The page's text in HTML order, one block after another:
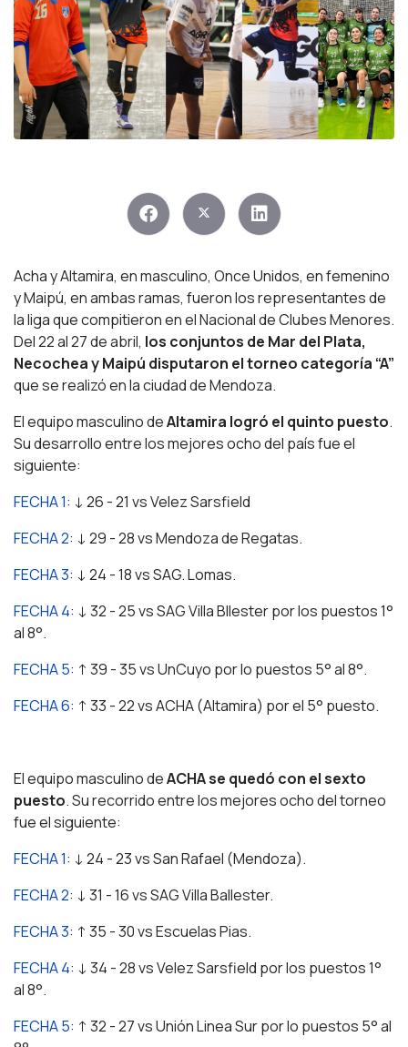
Acha y Altamira, en masculino, Once Unidos, en femenino
y Maipú, en ambas ramas, fueron los representantes de
la liga que compitieron en el Nacional de Clubes Menores.
Del 22 al 27 de abril, los conjuntos de Mar del Plata,
Necochea y Maipú disputaron el torneo categoría “A”
que se realizó en la ciudad de Mendoza.
El equipo masculino deAltamira logró el quinto puesto.
Su desarrollo entre los mejores ocho del país fue el
siguiente:
FECHA 1: ↓ 26 - 21 vs Velez Sarsfield
FECHA 2: ↓ 29 - 28 vs Mendoza de Regatas.
FECHA 3: ↓ 24 - 18 vs SAG. Lomas.
FECHA 4: ↓ 32 - 25 vs SAG Villa Bllester por los puestos 1°
al 8°.
FECHA 5: ↑ 39 - 35 vs UnCuyo por lo puestos 5° al 8°.
FECHA 6: ↑ 33 - 22 vs ACHA (Altamira) por el 5° puesto.
El equipo masculino deACHA se quedó con el sexto
puesto. Su recorrido entre los mejores ocho del torneo
fue el siguiente:
FECHA 1: ↓ 24 - 23 vs San Rafael (Mendoza).
FECHA 2: ↓ 31 - 16 vs SAG Villa Ballester.
FECHA 3: ↑ 35 - 30 vs Escuelas Pias.
FECHA 4: ↓ 34 - 28 vs Velez Sarsfield por los puestos 1°
al 8°.
FECHA 5: ↑ 32 - 27 vs Unión Linea Sur por lo puestos 5° al